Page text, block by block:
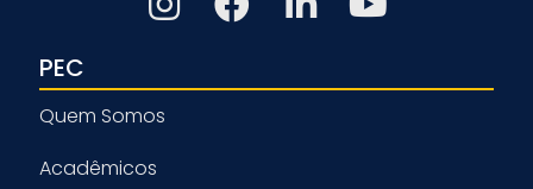
PEC
Quem Somos
Acadêmicos